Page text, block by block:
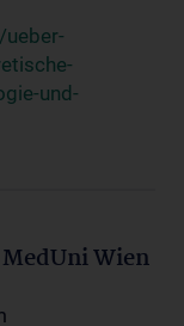
und-
Wien